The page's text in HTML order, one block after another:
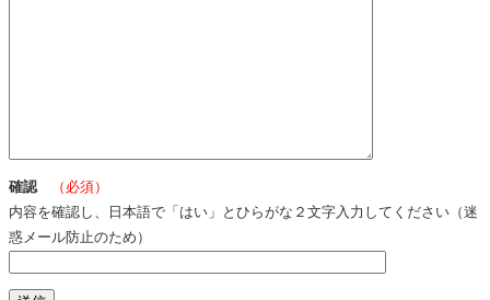
確認
（必須）
内容を確認し、日本語で「はい」とひらがな２文字入力してください（迷
惑メール防止のため）